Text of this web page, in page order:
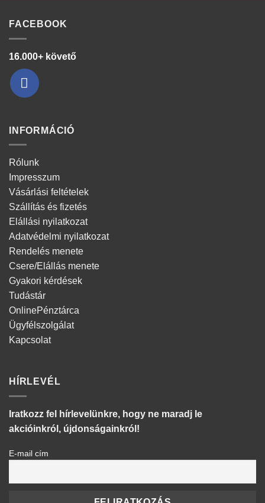
FACEBOOK
16.000+ követő
INFORMÁCIÓ
Rólunk
Impresszum
Vásárlási feltételek
Szállítás és fizetés
Elállási nyilatkozat
Adatvédelmi nyilatkozat
Rendelés menete
Csere/Elállás menete
Gyakori kérdések
Tudástár
OnlinePénztárca
Ügyfélszolgálat
Kapcsolat
HÍRLEVÉL
Iratkozz fel hírlevelünkre, hogy ne maradj le
akcióinkról, újdonságainkról!
E-mail cím